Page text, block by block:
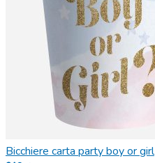
Bicchiere carta party boy or girl